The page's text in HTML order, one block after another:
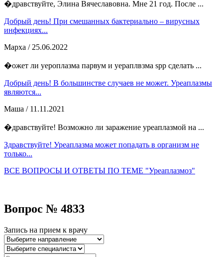
�дравствуйте, Элина Вячеславовна. Мне 21 год. После ...
Добрый день! При смешанных бактериально – вирусных
инфекциях...
Марха / 25.06.2022
�ожет ли уероплазма парвум и уераплвзма spp сделать ...
Добрый день! В большинстве случаев не может. Уреаплазмы
являются...
Маша / 11.11.2021
�дравствуйте! Возможно ли заражение уреаплазмой на ...
Здравствуйте! Уреаплазма может попадать в организм не
только...
ВСЕ ВОПРОСЫ И ОТВЕТЫ ПО ТЕМЕ "Уреаплазмоз"
Вопрос № 4833
Запись на прием к врачу